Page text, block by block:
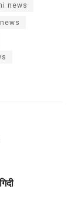
news
news